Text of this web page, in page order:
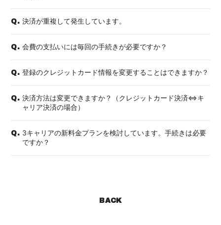
Q. 決済が重複して発生しています。
Q. 会費の支払いには毎回の手続きが必要ですか？
Q. 登録のクレジットカード情報を変更することはできますか？
Q. 決済方法は変更できますか？（クレジットカード決済⇔キ
ャリア決済の場合）
Q. 3キャリアの新料金プランを検討しています。手続きは必要
ですか？
BACK